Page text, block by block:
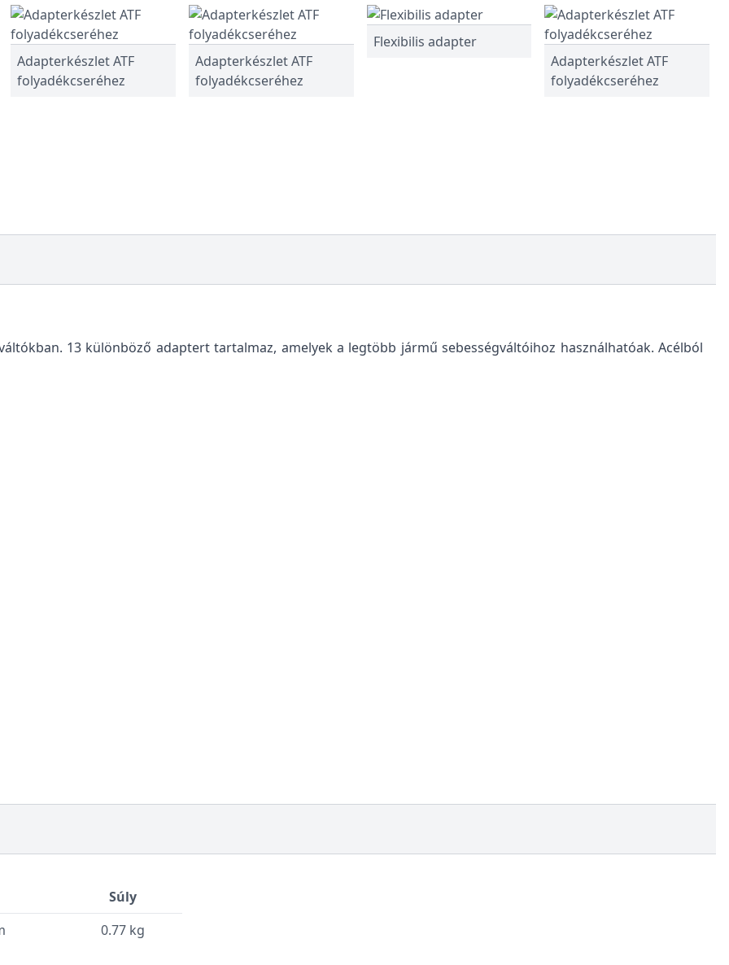
Adapterkészlet ATF
folyadékcseréhez
Adapterkészlet ATF
folyadékcseréhez
Flexibilis adapter
Adapterkészlet ATF
folyadékcseréhez
13 különböző adaptert tartalmaz, amelyek a legtöbb jármű sebességváltóihoz használhatóak. Acélból
Súly
0.77 kg